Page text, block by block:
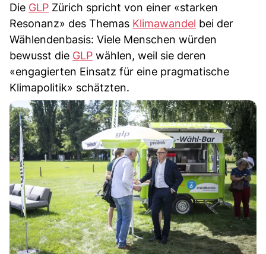
Die GLP Zürich spricht von einer «starken
Resonanz» des Themas Klimawandel bei der
Wählendenbasis: Viele Menschen würden
bewusst die GLP wählen, weil sie deren
«engagierten Einsatz für eine pragmatische
Klimapolitik» schätzten.